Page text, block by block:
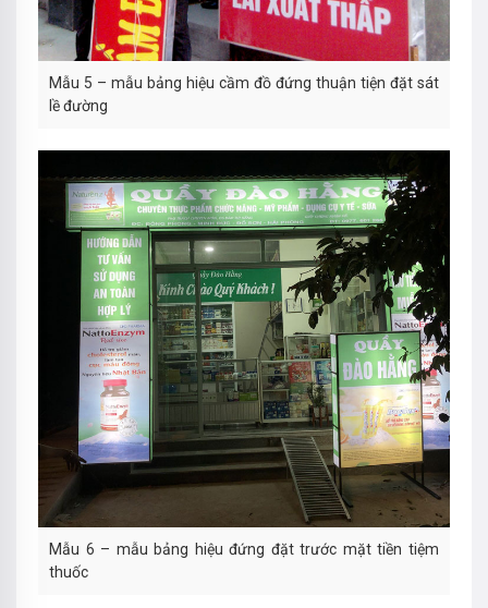
Mẫu 5 – mẫu bảng hiệu cầm đồ đứng thuận tiện đặt sát
lề đường
Mẫu 6 – mẫu bảng hiệu đứng đặt trước mặt tiền tiệm
thuốc